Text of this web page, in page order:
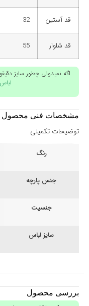
قد آستین 32
قد شلوار 55
اگه نمیدونی چطور سایز
مشخصات فنی محصول
توضیحات تکمیلی
رنگ
جنس پارچه
جنسیت
سایز لباس
بررسی محصول